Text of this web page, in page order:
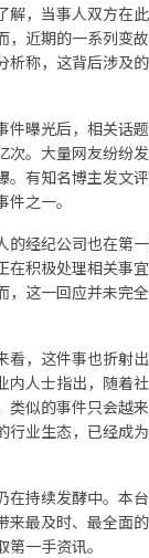
解，当事人双方在
，近期的一系列变
析称，这背后涉及
件曝光后，相关话
次。大量网友纷纷
。有知名博主发文
之一。
的经纪公司也在第
在积极处理相关事
，这一回应并未完
看，这件事也折射
内人士指出，随着
类似的事件只会越
行业生态，已经成
在持续发酵中。本
来最及时、最全面
一手资讯。